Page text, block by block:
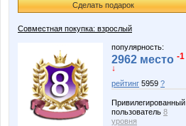
Сделать подарок
Совместная покупка: взрослый
популярность:
2962 место -1
↓
рейтинг 5959 ?
Привилегированный
пользователь 8
уровня